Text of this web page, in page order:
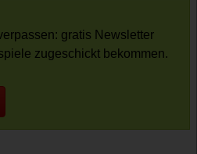
gratis Newsletter
zugeschickt bekommen.